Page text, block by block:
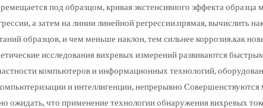
под образцом, кривая экстенсивного эффекта образца
а затем на линии линейной регрессии.прямая, вычислить
образцов, и чем меньше наклон, тем сильнее коррозия.как
исследования вихревых измерений развиваются
компьютеров и информационных технологий,
и интеллигенции, непрерывно
ожидать, что применение технологии обнаружения вихревых